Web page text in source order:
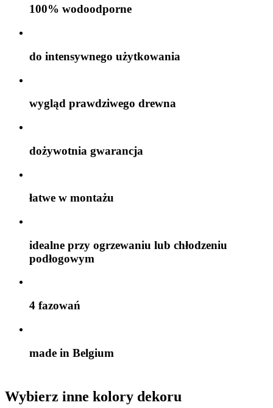
100% wodoodporne
do intensywnego użytkowania
wygląd prawdziwego drewna
dożywotnia gwarancja
łatwe w montażu
idealne przy ogrzewaniu lub chłodzeniu
podłogowym
4 fazowań
made in Belgium
Wybierz inne kolory dekoru